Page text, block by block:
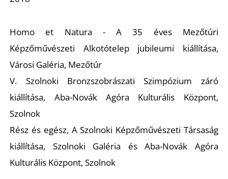
Homo et Natura - A 35 éves Mezőtúri
Képzőművészeti Alkotótelep jubileumi kiállítása,
Városi Galéria, Mezőtúr
V. Szolnoki Bronzszobrászati Szimpózium záró
kiállítása, Aba-Novák Agóra Kulturális Központ,
Szolnok
Rész és egész, A Szolnoki Képzőművészeti Társaság
kiállítása, Szolnoki Galéria és Aba-Novák Agóra
Kulturális Központ, Szolnok